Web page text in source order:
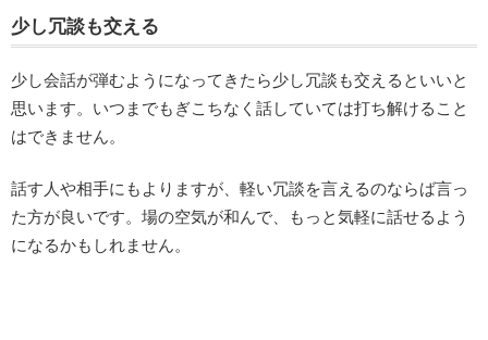
少し冗談も交える
少し会話が弾むようになってきたら少し冗談も交えるといいと
思います。いつまでもぎこちなく話していては打ち解けること
はできません。
話す人や相手にもよりますが、軽い冗談を言えるのならば言っ
た方が良いです。場の空気が和んで、もっと気軽に話せるよう
になるかもしれません。